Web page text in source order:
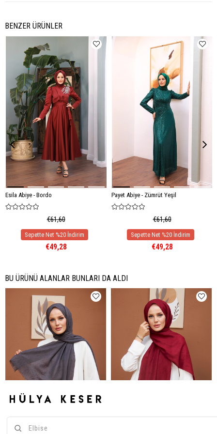
BENZER ÜRÜNLER
Esila Abiye - Bordo
€61,60
€49,28
Payet Abiye - Zümrüt Yeşil
€61,60
€49,28
BU ÜRÜNÜ ALANLAR BUNLARI DA ALDI